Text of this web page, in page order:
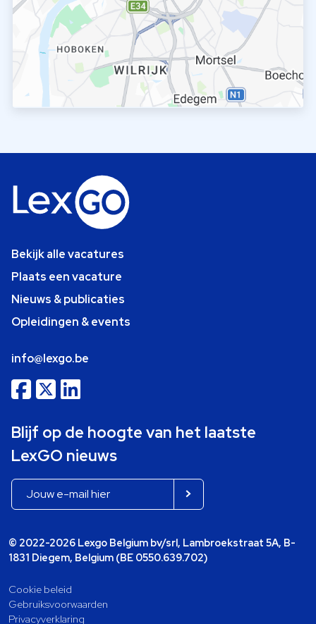
Bekijk alle vacatures
Plaats een vacature
Nieuws & publicaties
Opleidingen & events
info@lexgo.be
Blijf op de hoogte van het laatste
LexGO nieuws
© 2022-2026 Lexgo Belgium bv/srl, Lambroekstraat 5A, B-
1831 Diegem, Belgium (BE 0550.639.702)
Cookie beleid
Gebruiksvoorwaarden
Privacyverklaring